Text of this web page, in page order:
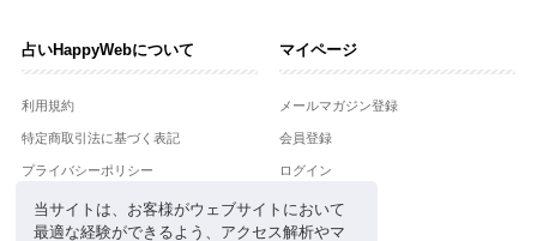
当サイトは、お客様がウェブサイトにおいて
最適な経験ができるよう、アクセス解析やマ
占いHappyWebについて
利用規約
特定商取引法に基づく表記
プライバシーポリシー
運営会社
お問合せ
マイページ
メールマガジン登録
会員登録
ログイン